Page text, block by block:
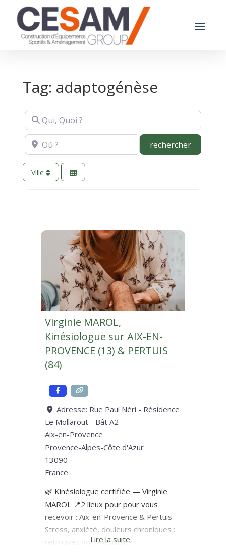
Tag: adaptogénèse
Qui, Quoi ?
Où ? rechercher
Ville
Virginie MAROL,
Kinésiologue sur AIX-EN-
PROVENCE (13) & PERTUIS
(84)
Adresse: Rue Paul Néri - Résidence
Le Mollarout - Bât A2
Aix-en-Provence
Provence-Alpes-Côte d'Azur
13090
France
🌿 Kinésiologue certifiée — Virginie
MAROL 📍2 lieux pour pour vous
recevoir : Aix-en-Provence & Pertuis
Stress, anxiété, douleurs chroniques :
retrouvez votre équilibre
Lire la suite…